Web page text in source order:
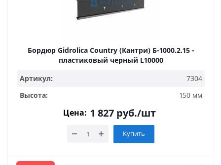
Бордюр Gidrolica Country (Кантри) Б-1000.2.15 -
пластиковый черный L10000
Артикул:
7304
Высота:
150 мм
Цена: 1 827руб./шт
Купить